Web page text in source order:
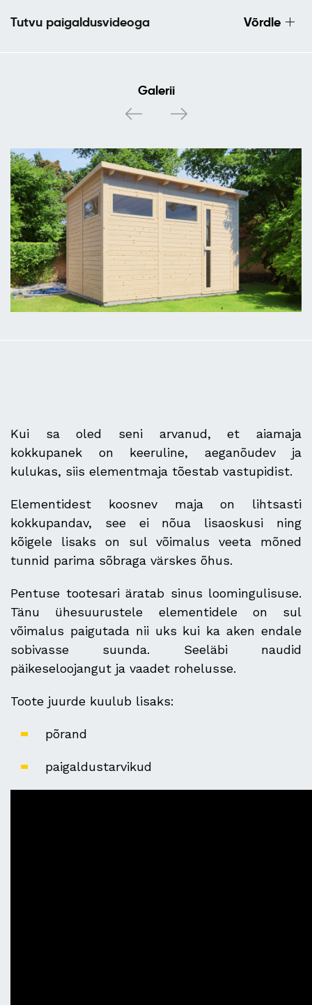
Tutvu paigaldusvideoga Võrdle
Galerii
Kui sa oled seni arvanud, et aiamaja
kokkupanek on keeruline, aeganõudev ja
kulukas, siis elementmaja tõestab vastupidist.
Elementidest koosnev maja on lihtsasti
kokkupandav, see ei nõua lisaoskusi ning
kõigele lisaks on sul võimalus veeta mõned
tunnid parima sõbraga värskes õhus.
Pentuse tootesari äratab sinus loomingulisuse.
Tänu ühesuurustele elementidele on sul
võimalus paigutada nii uks kui ka aken endale
sobivasse suunda. Seeläbi naudid
päikeseloojangut ja vaadet rohelusse.
Toote juurde kuulub lisaks:
põrand
paigaldustarvikud